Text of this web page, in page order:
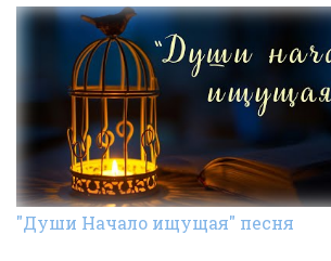
"Души Начало ищущая" песня